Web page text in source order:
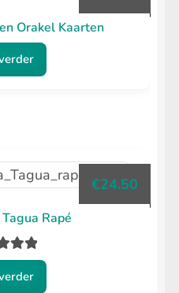
Orakel Kaarten
Rapé
uit 5
€24.50